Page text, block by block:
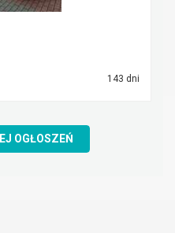
143 dni
OGŁOSZEŃ